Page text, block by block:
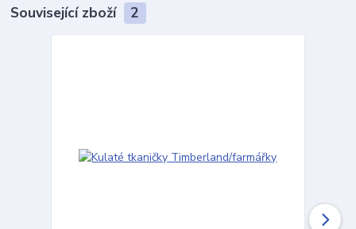
Související zboží 2